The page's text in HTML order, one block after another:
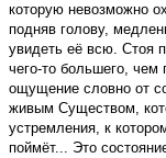
которую невозможно
подняв голову,
увидеть её всю. Стоя
чего-то большего, чем
ощущение словно от
живым Существом,
устремления, к
поймёт... Это